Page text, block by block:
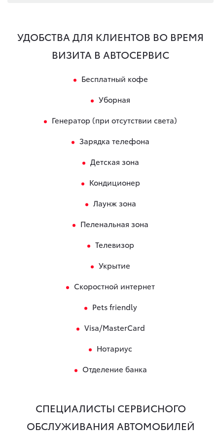
УДОБСТВА ДЛЯ КЛИЕНТОВ ВО ВРЕМЯ
ВИЗИТА В АВТОСЕРВИС
Бесплатный кофе
Уборная
Генератор (при отсутствии света)
Зарядка телефона
Детская зона
Кондиционер
Лаунж зона
Пеленальная зона
Телевизор
Укрытие
Скоростной интернет
Pets friendly
Visa/MasterCard
Нотариус
Отделение банка
СПЕЦИАЛИСТЫ СЕРВИСНОГО
ОБСЛУЖИВАНИЯ АВТОМОБИЛЕЙ